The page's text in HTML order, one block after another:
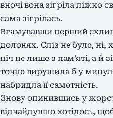
вночі вона зігріла ліжко
сама зігрілась.
Вгамувавши перший
долонях. Сліз не було, ні,
ніч не лише з пам’яті, а й
точно вирушила б у минуле
набридла її самотність.
Знову опинившись у
відчайдушно хотілось,